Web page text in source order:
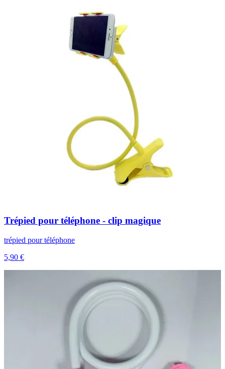
Trépied pour téléphone - clip magique
trépied pour téléphone
5,90 €